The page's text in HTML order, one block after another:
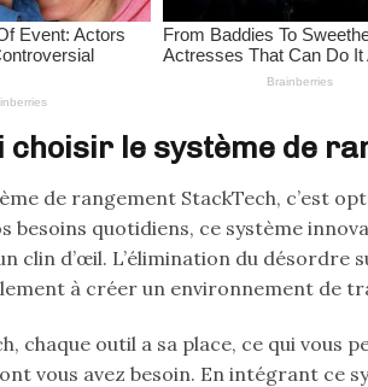
choisir le système de
de rangement StackTech, c’est
besoins quotidiens, ce système
clin d’œil. L’élimination du
à créer un environnement de
chaque outil a sa place, ce qui
vous avez besoin. En intégrant ce